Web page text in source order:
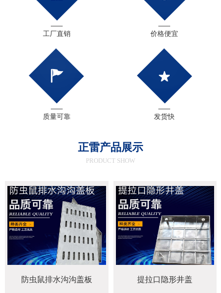
工厂直销 价格便宜
质量可靠 发货快
正雷产品展示
PRODUCT SHOW
防虫鼠排水沟沟盖板 提拉口隐形井盖